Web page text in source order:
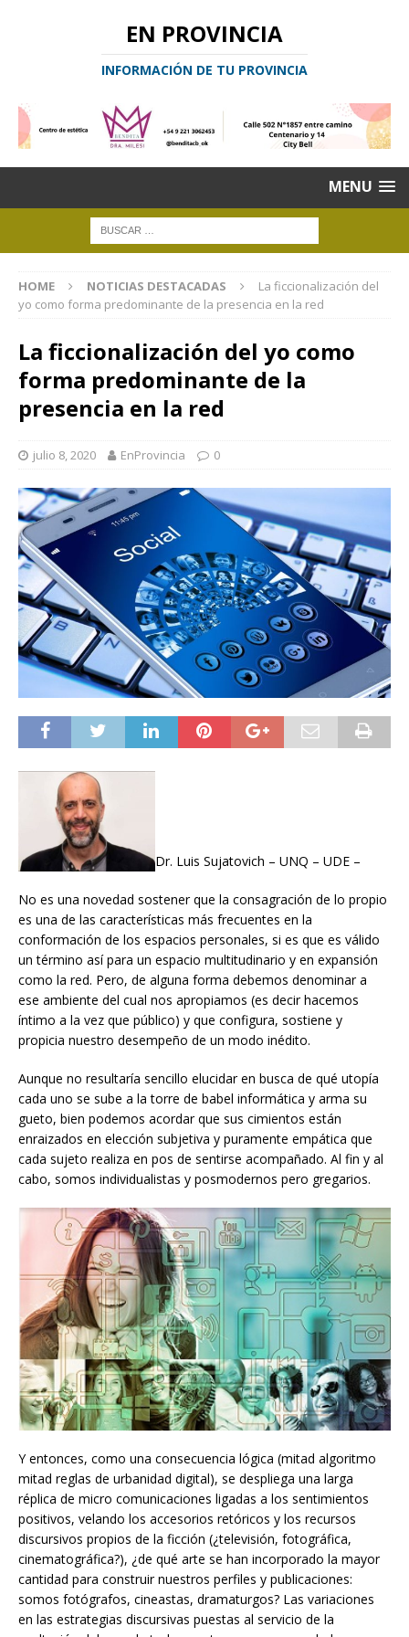
EN PROVINCIA
INFORMACIÓN DE TU PROVINCIA
MENU
HOME NOTICIAS DESTACADAS
La ficcionalización del
yo como forma predominante de la presencia en la red
La ficcionalización del yo como
forma predominante de la
presencia en la red
julio 8, 2020 EnProvincia 0
Dr. Luis Sujatovich – UNQ – UDE –
No es una novedad sostener que la consagración de lo propio
es una de las características más frecuentes en la
conformación de los espacios personales, si es que es válido
un término así para un espacio multitudinario y en expansión
como la red. Pero, de alguna forma debemos denominar a
ese ambiente del cual nos apropiamos (es decir hacemos
íntimo a la vez que público) y que configura, sostiene y
propicia nuestro desempeño de un modo inédito.
Aunque no resultaría sencillo elucidar en busca de qué utopía
cada uno se sube a la torre de babel informática y arma su
gueto, bien podemos acordar que sus cimientos están
enraizados en elección subjetiva y puramente empática que
cada sujeto realiza en pos de sentirse acompañado. Al fin y al
cabo, somos individualistas y posmodernos pero gregarios.
Y entonces, como una consecuencia lógica (mitad algoritmo
mitad reglas de urbanidad digital), se despliega una larga
réplica de micro comunicaciones ligadas a los sentimientos
positivos, velando los accesorios retóricos y los recursos
discursivos propios de la ficción (¿televisión, fotográfica,
cinematográfica?), ¿de qué arte se han incorporado la mayor
cantidad para construir nuestros perfiles y publicaciones:
somos fotógrafos, cineastas, dramaturgos? Las variaciones
en las estrategias discursivas puestas al servicio de la